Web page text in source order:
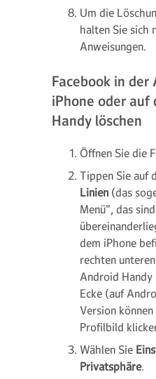
Um die
halten Sie sich
Anweisungen.
Facebook in der
iPhone oder auf
Handy löschen
Öffnen Sie die
Tippen Sie auf
Linien (das
Menü", das
dem iPhone
rechten
Android Handy
Ecke (auf
Version
Profilbild
Wählen Sie
Privatsphäre.